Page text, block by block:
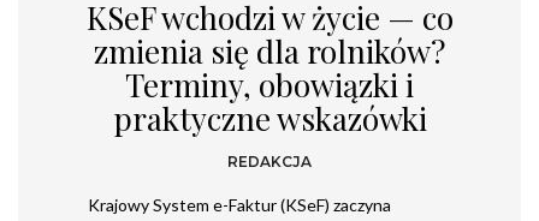
KSeF wchodzi w życie — co
zmienia się dla rolników?
Terminy, obowiązki i
praktyczne wskazówki
REDAKCJA
Krajowy System e-Faktur (KSeF) zaczyna